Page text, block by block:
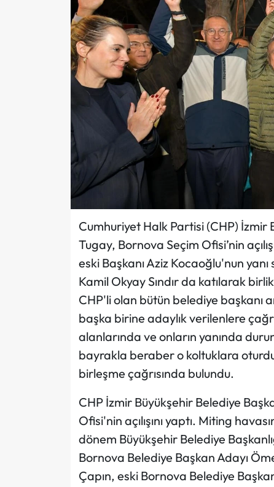
Cumhuriyet Halk Partisi (CHP) İzmir
Tugay, Bornova Seçim Ofisi’nin
eski Başkanı Aziz Kocaoğlu'nun
Kamil Okyay Sındır da katılarak
CHP'li olan bütün belediye başkanı
başka birine adaylık verilenlere
alanlarında ve onların yanında
bayrakla beraber o koltuklara
birleşme çağrısında bulundu.
CHP İzmir Büyükşehir Belediye
Ofisi'nin açılışını yaptı. Miting
dönem Büyükşehir Belediye
Bornova Belediye Başkan Adayı
Çapın, eski Bornova Belediye